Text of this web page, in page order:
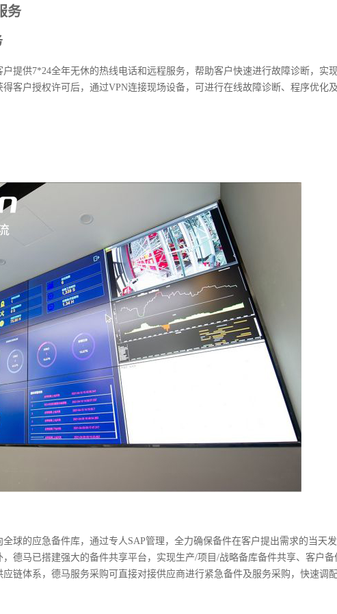
务
提供7*24全年无休的热线电话和远程服务，帮助客户快速进行故障诊断，实
客户授权许可后，通过VPN连接现场设备，可进行在线故障诊断、程序优化
球的应急备件库，通过专人SAP管理，全力确保备件在客户提出需求的当天
德马已搭建强大的备件共享平台，实现生产/项目/战略备库备件共享、客户
链体系，德马服务采购可直接对接供应商进行紧急备件及服务采购，快速调